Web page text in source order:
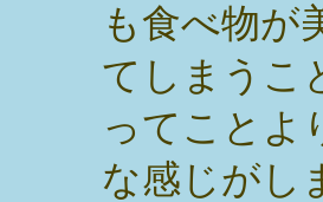
も食べ物が
てしまうこ
ってことよ
な感じがし